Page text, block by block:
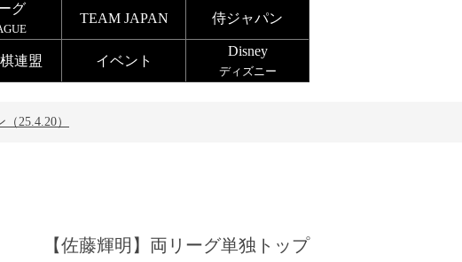
グ
TEAM JAPAN 侍ジャパン
連盟 イベント
Disney
ディズニー
25.4.20）
【佐藤輝明】両リーグ単独トップ